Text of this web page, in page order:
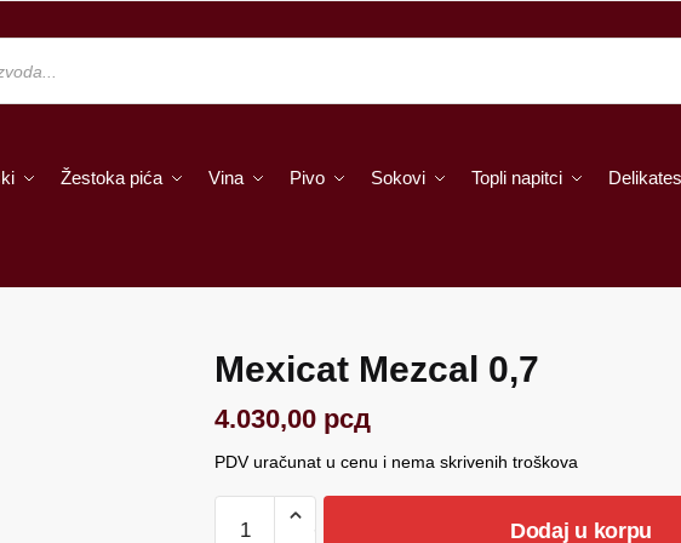
Žestoka pića Vina Pivo Sokovi Topli napitci
Mexicat Mezcal 0,7
4.030,00 рсд
PDV uračunat u cenu i nema skrivenih troškova
Dodaj u korpu